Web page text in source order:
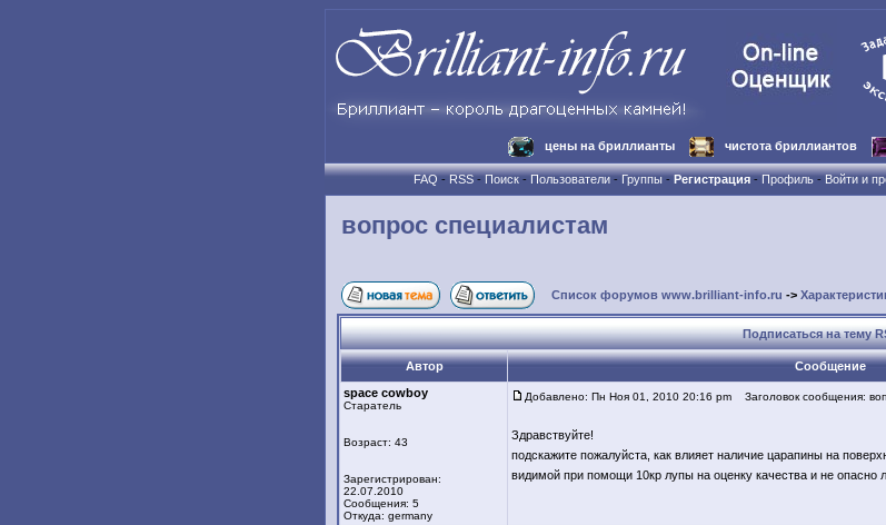
цены на бриллианты чистота бриллиантов
FAQ-RSS-Поиск-Пользователи-Группы-Регистрация -Профиль-Войти и
вопрос специалистам
Список форумов www.brilliant-info.ru ->
Подписаться на тему
Автор
Сообщение
space cowboy
Старатель
Возраст: 43
Зарегистрирован:
22.07.2010
Сообщения: 5
Откуда: germany
Добавлено: Пн Ноя 01, 2010 20:16 pm Заголовок сообщения:
Здравствуйте!
подскажите пожалуйста, как влияет наличие царапины на
видимой при помощи 10кр лупы на оценку качества и не опасно